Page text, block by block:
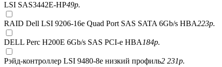
LSI SAS3442E-HP49р.
RAID Dell LSI 9206-16e Quad Port SAS SATA 6Gb/s HBA223р.
DELL Perc H200E 6Gb/s SAS PCI-e HBA 184р.
Рэйд-контроллер LSI 9480-8e низкий профиль2 231р.